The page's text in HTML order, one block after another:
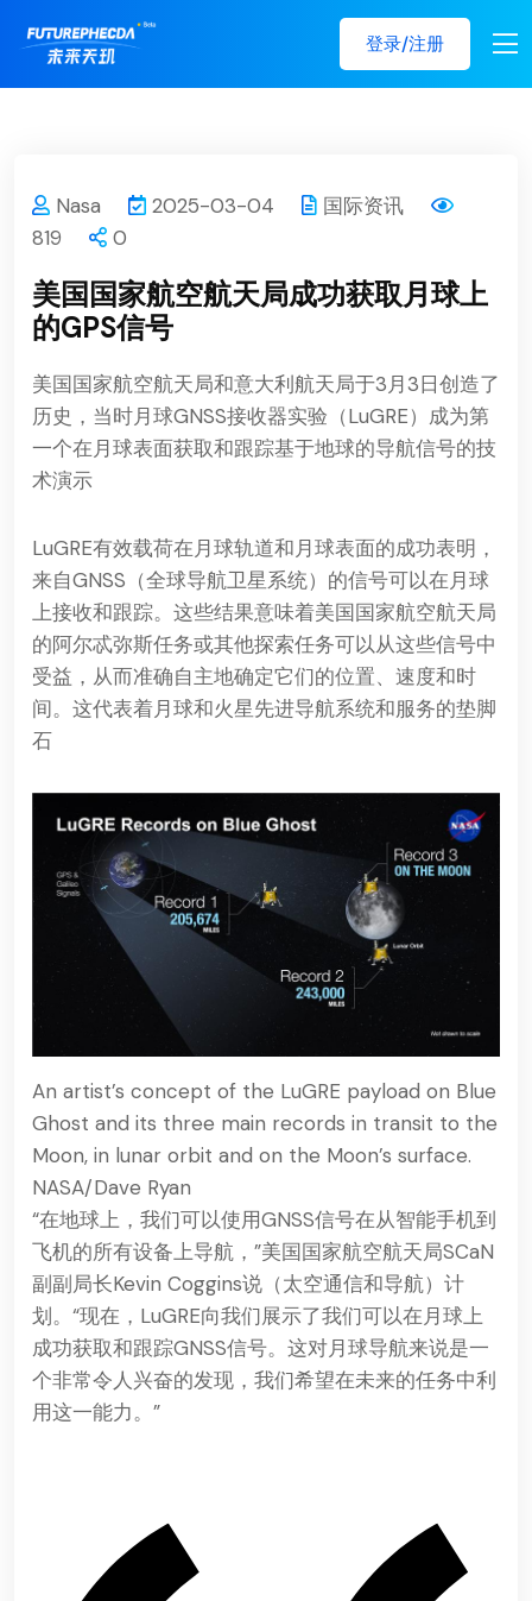
登录/注册
Nasa 2025-03-04
国际资讯
819
0
美国国家航空航天局成功获取月球上
的GPS信号
美国国家航空航天局和意大利航天局于3月3日创造了
历史，当时月球GNSS接收器实验（LuGRE）成为第
一个在月球表面获取和跟踪基于地球的导航信号的技
术演示
LuGRE有效载荷在月球轨道和月球表面的成功表明，
来自GNSS（全球导航卫星系统）的信号可以在月球
上接收和跟踪。这些结果意味着美国国家航空航天局
的阿尔忒弥斯任务或其他探索任务可以从这些信号中
受益，从而准确自主地确定它们的位置、速度和时
间。这代表着月球和火星先进导航系统和服务的垫脚
石
An artist’s concept of the LuGRE payload on Blue
Ghost and its three main records in transit to the
Moon, in lunar orbit and on the Moon’s surface.
NASA/Dave Ryan
“在地球上，我们可以使用GNSS信号在从智能手机到
飞机的所有设备上导航，”美国国家航空航天局SCaN
副副局长Kevin Coggins说（太空通信和导航）计
划。“现在，LuGRE向我们展示了我们可以在月球上
成功获取和跟踪GNSS信号。这对月球导航来说是一
个非常令人兴奋的发现，我们希望在未来的任务中利
用这一能力。”